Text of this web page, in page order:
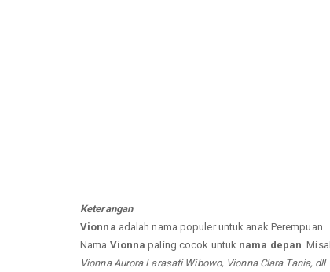
Keterangan
Vionna adalah nama populer untuk anak Perempuan.
Nama Vionna paling cocok untuk nama depan .
Vionna Aurora Larasati Wibowo, Vionna Clara Tania, dll